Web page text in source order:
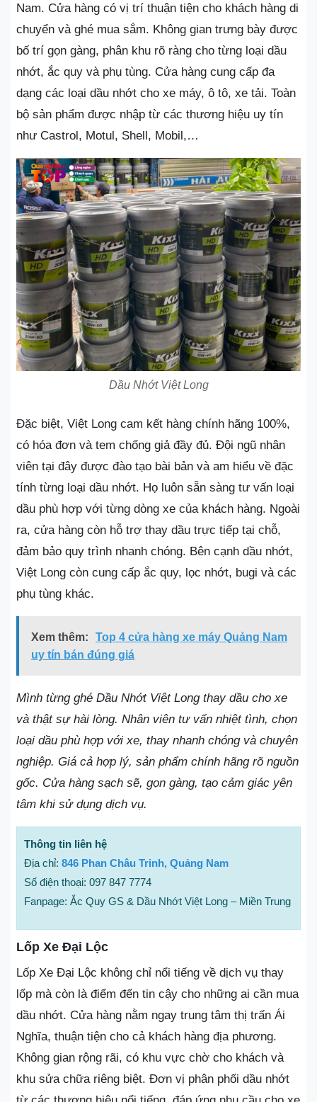
Nam. Cửa hàng có vị trí thuận tiện cho khách hàng di
chuyển và ghé mua sắm. Không gian trưng bày được
bố trí gọn gàng, phân khu rõ ràng cho từng loại dầu
nhớt, ắc quy và phụ tùng. Cửa hàng cung cấp đa
dạng các loại dầu nhớt cho xe máy, ô tô, xe tải. Toàn
bộ sản phẩm được nhập từ các thương hiệu uy tín
như Castrol, Motul, Shell, Mobil,…
Dầu Nhớt Việt Long
Đặc biệt, Việt Long cam kết hàng chính hãng 100%,
có hóa đơn và tem chống giả đầy đủ. Đội ngũ nhân
viên tại đây được đào tạo bài bản và am hiểu về đặc
tính từng loại dầu nhớt. Họ luôn sẵn sàng tư vấn loại
dầu phù hợp với từng dòng xe của khách hàng. Ngoài
ra, cửa hàng còn hỗ trợ thay dầu trực tiếp tại chỗ,
đảm bảo quy trình nhanh chóng. Bên cạnh dầu nhớt,
Việt Long còn cung cấp ắc quy, lọc nhớt, bugi và các
phụ tùng khác.
Xem thêm:
Top 4 cửa hàng xe máy Quảng Nam
uy tín bán đúng giá
Mình từng ghé Dầu Nhớt Việt Long thay dầu cho xe
và thật sự hài lòng. Nhân viên tư vấn nhiệt tình, chọn
loại dầu phù hợp với xe, thay nhanh chóng và chuyên
nghiệp. Giá cả hợp lý, sản phẩm chính hãng rõ nguồn
gốc. Cửa hàng sạch sẽ, gọn gàng, tạo cảm giác yên
tâm khi sử dụng dịch vụ.
Thông tin liên hệ
Địa chỉ: 846 Phan Châu Trinh, Quảng Nam
Số điện thoại: 097 847 7774
Fanpage: Ắc Quy GS & Dầu Nhớt Việt Long – Miền Trung
Lốp Xe Đại Lộc
Lốp Xe Đại Lộc không chỉ nổi tiếng về dịch vụ thay
lốp mà còn là điểm đến tin cậy cho những ai cần mua
dầu nhớt. Cửa hàng nằm ngay trung tâm thị trấn Ái
Nghĩa, thuận tiện cho cả khách hàng địa phương.
Không gian rộng rãi, có khu vực chờ cho khách và
khu sửa chữa riêng biệt. Đơn vị phân phối dầu nhớt